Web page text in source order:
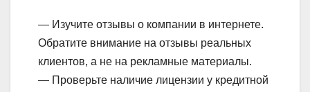
— Изучите отзывы о компании в интернете.
Обратите внимание на отзывы реальных
клиентов, а не на рекламные материалы.
— Проверьте наличие лицензии у кредитной